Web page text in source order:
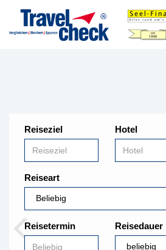
Reiseziel Hotel
Reiseart
Reisetermin Reisedauer